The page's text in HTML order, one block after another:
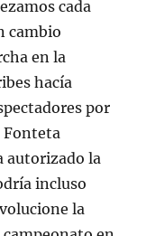
cada
cambio
en la
hacía
por
Fonteta
autorizado la
incluso
la